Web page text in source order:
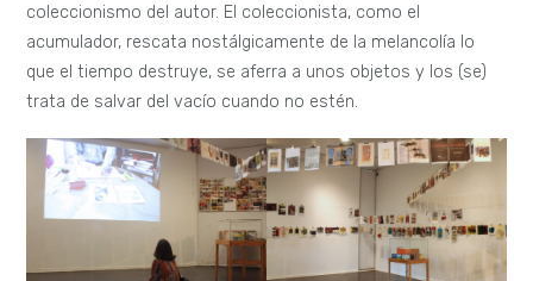
coleccionismo del autor. El coleccionista, como el
acumulador, rescata nostálgicamente de la melancolía lo
que el tiempo destruye, se aferra a unos objetos y los (se)
trata de salvar del vacío cuando no estén.